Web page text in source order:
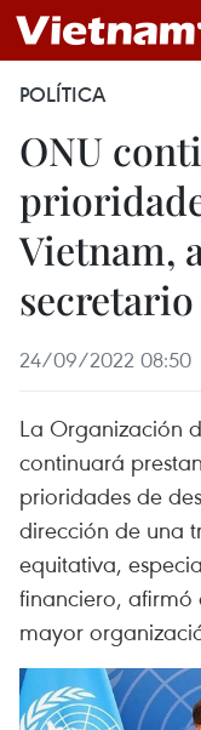
POLÍTICA
ONU
Vietnam,
24/09/2022 08:50
La Organización
continuará
prioridades de
dirección de una
equitativa,
financiero, afirmó
mayor